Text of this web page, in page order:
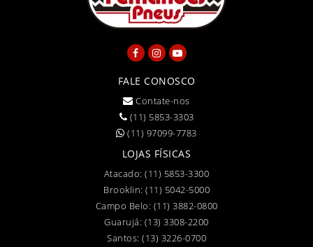
FALE CONOSCO
Contate-nos
(11) 5853-3303
(11) 97099-7783
LOJAS FÍSICAS
Atacado:(11) 5853-3300
Brooklin: (11) 5042-5000
Campo Belo: (11) 3882-0800
Guarujá: (13) 3308-2200
Santos: (13) 3226-0700